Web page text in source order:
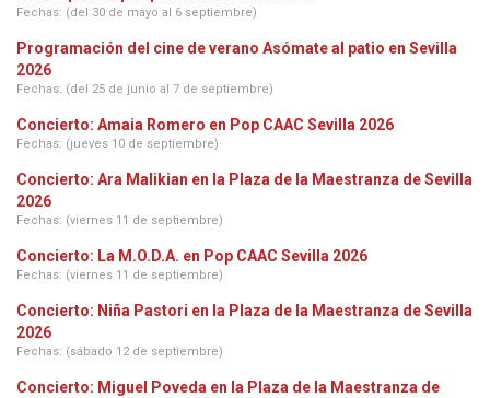
Fechas: (del 30 de mayo al 6 septiembre)
Programación del cine de verano Asómate al patio en Sevilla
2026
Fechas: (del 25 de junio al 7 de septiembre)
Concierto: Amaia Romero en Pop CAAC Sevilla 2026
Fechas: (jueves 10 de septiembre)
Concierto: Ara Malikian en la Plaza de la Maestranza de Sevilla
2026
Fechas: (viernes 11 de septiembre)
Concierto: La M.O.D.A. en Pop CAAC Sevilla 2026
Fechas: (viernes 11 de septiembre)
Concierto: Niña Pastori en la Plaza de la Maestranza de Sevilla
2026
Fechas: (sábado 12 de septiembre)
Concierto: Miguel Poveda en la Plaza de la Maestranza de